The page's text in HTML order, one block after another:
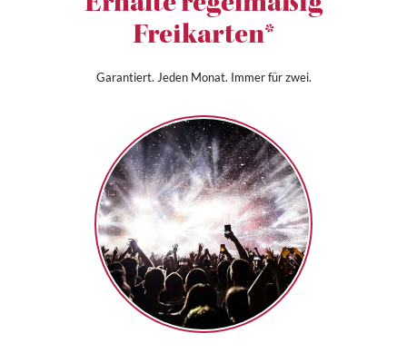
Freikarten*
Garantiert. Jeden Monat. Immer für zwei.